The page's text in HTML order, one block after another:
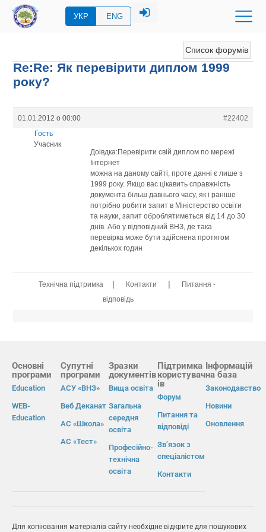
УКР ENG
Список форумів
Re:Re: Як перевірити диплом 1999
року?
01.01.2012 о 00:00
#22402
Гость
Учасник
Доівдка:Перевірити свій диплом по мережі
Інтернет
можна на даному сайті, проте данні є лише з
1999 року. Якщо вас цікавить справжність
документа більш давнього часу, як і раніше
потрібно робити запит в Міністерство освіти
та науки, запит оброблятиметься від 14 до 30
днів. Або у відповідний ВНЗ, де така
перевірка може бути здійснена протягом
декількох годин
Технічна підтримка | Контакти |
Питання -
відповідь
Основні
програми
Education
WEB-
Education
Супутні
програми
АСУ «ВНЗ»
Веб Деканат
АС «Школа»
АС «Тест»
Зразки
документів
Вища освіта
Загальна
середня
освіта
Професійно-
технічна
освіта
Підтримка
користувач
ів
Форум
Питання та
відповіді
Зв’язок з
спеціалістом
Контакти
Інформацій
на база
Законодавство
Новини
Оновлення
Для копіювання матеріалів сайту необхідне відкрите для пошукових